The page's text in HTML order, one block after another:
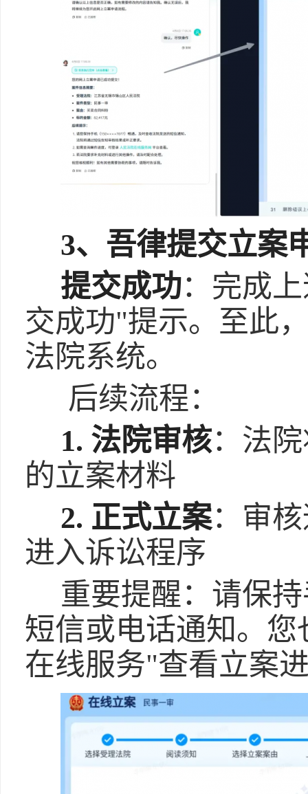
3、吾律提交立案
提交成功：完成
交成功"提示。至此
法院系统。
后续流程：
1. 法院审核：法
的立案材料
2. 正式立案：审
进入诉讼程序
重要提醒：请保
短信或电话通知。
在线服务"查看立案